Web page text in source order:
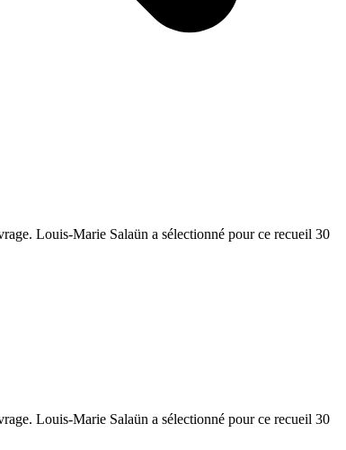
Louis-Marie Salaün a sélectionné pour ce recueil 30
Louis-Marie Salaün a sélectionné pour ce recueil 30